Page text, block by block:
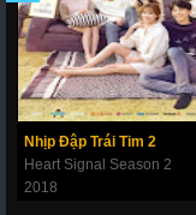
Nhịp Đập Trái Tim 2
Heart Signal Season 2
2018